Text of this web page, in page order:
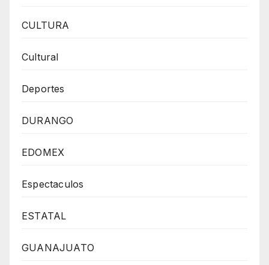
CULTURA
Cultural
Deportes
DURANGO
EDOMEX
Espectaculos
ESTATAL
GUANAJUATO